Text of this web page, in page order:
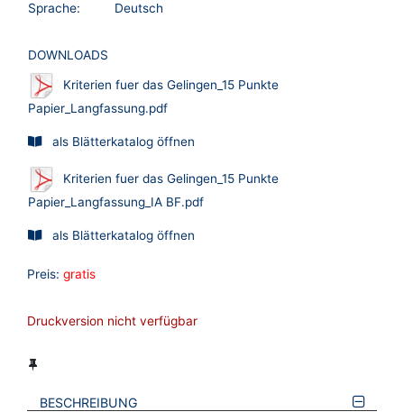
Sprache:
Deutsch
DOWNLOADS
Kriterien fuer das Gelingen_15 Punkte
Papier_Langfassung.pdf
als Blätterkatalog öffnen
Kriterien fuer das Gelingen_15 Punkte
Papier_Langfassung_IA BF.pdf
als Blätterkatalog öffnen
Preis: gratis
Druckversion nicht verfügbar
BESCHREIBUNG